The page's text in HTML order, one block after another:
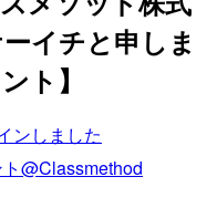
イチと申しま
ト】
ンしました
@Classmethod